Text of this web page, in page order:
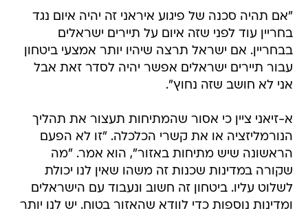
"אם תהיה סכנה של פיגוע איראני זה יהיה איום נגד
בחריין עוד לפני שזה איום על תיירים ישראלים
בבחריין. אם ישראל תרצה שיהיו יותר אמצעי ביטחון
עבור תיירים ישראלים אפשר יהיה לסדר זאת אבל
אני לא חושב שזה נחוץ".
א-זיאני ציין כי אסור שהמתיחות תעצור את תהליך
הנורמליזציה או את קשרי הכלכלה. "זו לא הפעם
הראשונה שיש מתיחות באזור", הוא אמר. "מה
שקורה במדינות שכנות זה משהו שאין לנו יכולת
לשלוט עליו. ביטחון זה חשוב ונעבוד עם הישראלים
ומדינות נוספות כדי לוודא שהאזור בטוח. יש לנו יותר